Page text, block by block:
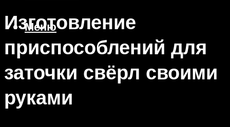
Меню
Изготовление
приспособлений для
заточки свёрл своими
руками